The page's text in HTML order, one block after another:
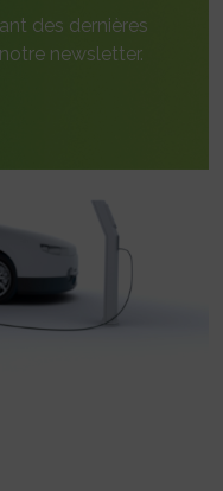
des dernières
newsletter.